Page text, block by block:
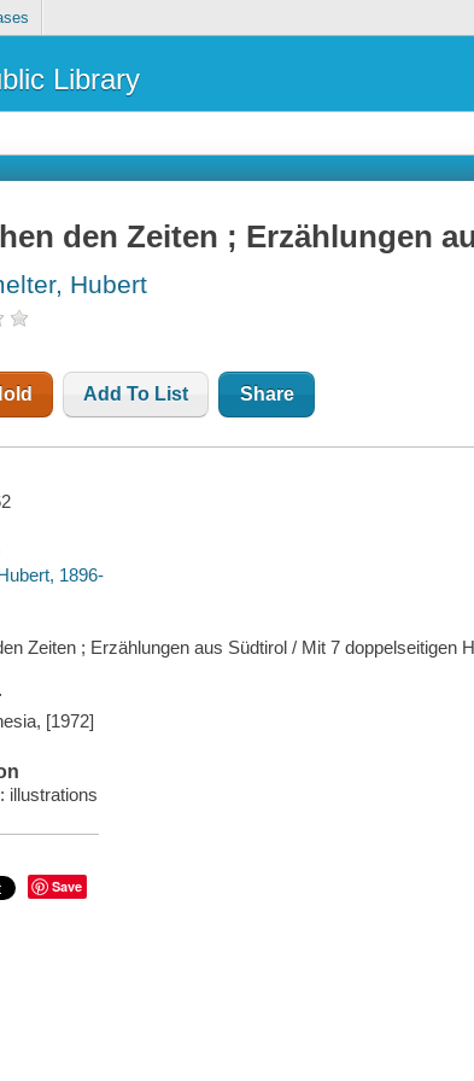
Library
den Zeiten ; Erzählungen
Hubert
Add To List Share
1896-
Zeiten ; Erzählungen aus Südtirol / Mit 7 doppelseitigen
[1972]
illustrations
Save